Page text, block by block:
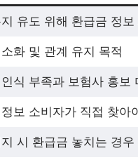
유도 위해 환급금 정보
화 및 관계 유지 목적
식 부족과 보험사 홍보
보 소비자가 직접 찾아
시 환급금 놓치는 경우